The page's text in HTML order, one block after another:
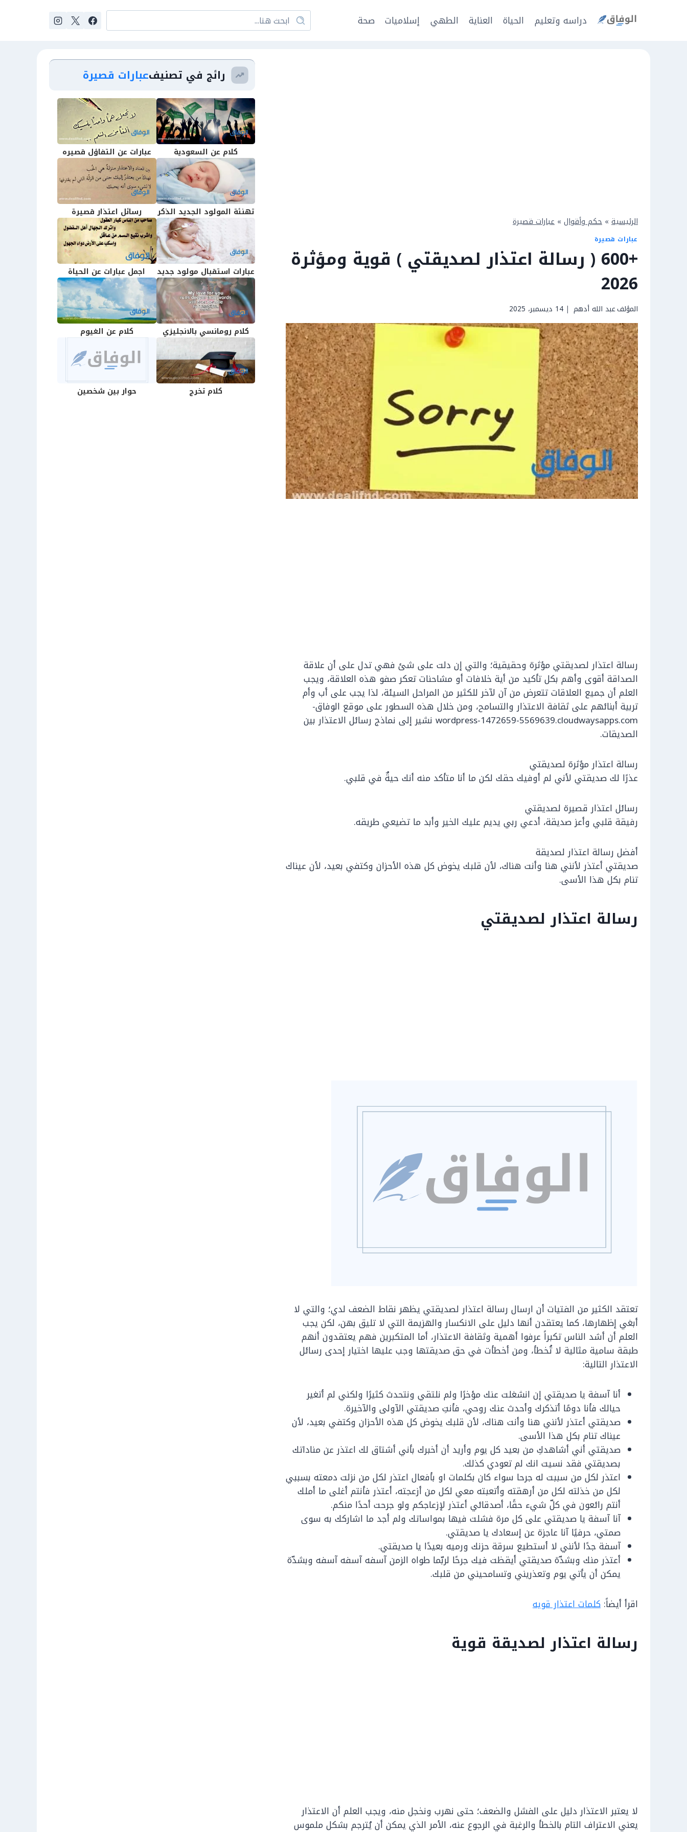
دراسه وتعليم الحياة العناية الطهي إسلاميات صحة
الرئيسية » حكم وأقوال » عبارات قصيرة
عبارات قصيرة
+600 ( رسالة اعتذار لصديقتي ) قوية ومؤثرة
2026
المؤلفعبد الله أدهم 14 ديسمبر، 2025
رسالة اعتذار لصديقتي مؤثرة وحقيقية؛ والتي إن دلت على شئ فهي تدل على أن علاقة
الصداقة أقوى وأهم بكل تأكيد من أية خلافات أو مشاحنات تعكر صفو هذه العلاقة، ويجب
العلم أن جميع العلاقات تتعرض من آن لآخر للكثير من المراحل السيئة، لذا يجب على أب وأم
تربية أبنائهم على ثقافة الاعتذار والتسامح، ومن خلال هذه السطور على موقع الوفاق-
wordpress-1472659-5569639.cloudwaysapps.com نشير إلى نماذج رسائل الاعتذار بين
الصديقات.
رسالة اعتذار مؤثرة لصديقتي
عذرًا لك صديقتي لأني لم أوفيك حقك لكن ما أنا متأكد منه أنك حيةٌ في قلبي.
رسائل اعتذار قصيرة لصديقتي
رفيقة قلبي وأعز صديقة، أدعي ربي يديم عليك الخير وأبد ما تضيعي طريقه.
أفضل رسالة اعتذار لصديقة
صديقتي أعتذر لأنني هنا وأنت هناك، لأن قلبك يخوض كل هذه الأحزان وكتفي بعيد، لأن عيناك
تنام بكل هذا الأسى.
رسالة اعتذار لصديقتي
تعتقد الكثير من الفتيات أن ارسال رسالة اعتذار لصديقتي يظهر نقاط الضعف لدي؛ والتي لا
أبغي إظهارها، كما يعتقدن أنها دليل على الانكسار والهزيمة التي لا تليق بهن، لكن يجب
العلم أن أشد الناس تكبراً عرفوا أهمية وثقافة الاعتذار، أما المتكبرين فهم يعتقدون أنهم
طبقة سامية مثالية لا تُخطأ، ومن أخطأت في حق صديقتها وجب عليها اختيار إحدى رسائل
الاعتذار التالية:
أنا آسفة يا صديقتي إن انشغلت عنك مؤخرًا ولم نلتقي ونتحدث كثيرًا ولكني لم أتغير
حيالك فأنا دومًا أتذكرك وأحدث عنك روحي، فأنتِ صديقتي الآولى والآخيرة.
صديقتي أعتذر لأنني هنا وأنت هناك، لأن قلبك يخوض كل هذه الأحزان وكتفي بعيد، لأن
عيناك تنام بكل هذا الأسى.
صديقتي أني أشاهدكِ من بعيد كل يوم وأريد أن أخبرك بأني أشتاق لك اعتذر عن مناداتك
بصديقتي فقد نسيت انك لم تعودي كذلك.
اعتذر لكل من سببت له جرحا سواء كان بكلمات او بأفعال اعتذر لكل من نزلت دمعته بسببي
لكل من خذلته لكل من أرهقته وأتعبته معي لكل من أزعجته، أعتذر فأنتم أغلى ما أملك
أنتم رائعون في كلّ شيء حقًا، أصدقائي أعتذر لإزعاجكم ولو جرحت أحدًا منكم.
آنا آسفة يا صديقتي على كل مرة فشلت فيها بمواساتك ولم أجد ما اشاركك به سوى
صمتي، حرفيًا آنا عاجزة عن إسعادك يا صديقتي.
آسفة جدًا لأنني لا أستطيع سرقة حزنك ورميه بعيدًا يا صديقتي.
أعتذر منك وبشدّة صديقتي أيقظت فيك جرحًا لربّما طواه الزمن آسفه آسفه آسفه وبشدّة
يمكن أن يأتي يوم وتعذريني وتسامحيني من قلبك.
اقرأ أيضاً: كلمات اعتذار قويه
رسالة اعتذار لصديقة قوية
لا يعتبر الاعتذار دليل على الفشل والضعف؛ حتى نهرب ونخجل منه، ويجب العلم أن الاعتذار
يعني الاعتراف التام بالخطأ والرغبة في الرجوع عنه، الأمر الذي يمكن أن يُترجم بشكل ملموس
رائج في تصنيفعبارات قصيرة
كلام عن السعودية عبارات عن التفاؤل قصيره
تهنئة المولود الجديد الذكر رسائل اعتذار قصيرة
عبارات استقبال مولود جديد اجمل عبارات عن الحياة
كلام رومانسي بالانجليزي كلام عن الغيوم
كلام تخرج حوار بين شخصين